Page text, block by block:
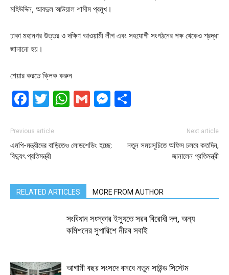
মহিউদ্দিন, আবদুল আউয়াল শামীম প্রমুখ।
ঢাকা মহানগর উত্তর ও দক্ষিণ আওয়ামী লীগ এবং সহযোগী সংগঠনের পক্ষ থেকেও শ্রদ্ধা
জানানো হয়।
শেয়ার করতে ক্লিক করুন
Facebook
Twitter
WhatsApp
GmailMessenger
Previous article
এমপি-মন্ত্রীদের বাড়িতেও লোডশেডিং হচ্ছে:
বিদ্যুৎ প্রতিমন্ত্রী
Next article
নতুন সময়সূচিতে অফিস চলবে কতদিন,
জানালেন প্রতিমন্ত্রী
RELATED ARTICLES MORE FROM AUTHOR
সংবিধান সংস্কার ইস্যুতে সরব বিরোধী দল, অন্য
কমিশনের সুপারিশে নীরব সবাই
আগামী বছর সংসদে বসবে নতুন সাউন্ড সিস্টেম